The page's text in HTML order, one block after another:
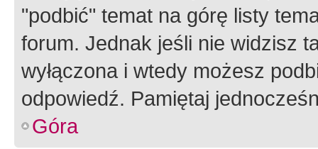
"podbić" temat na górę listy
forum. Jednak jeśli nie widzisz
wyłączona i wtedy możesz
odpowiedź. Pamiętaj
Góra